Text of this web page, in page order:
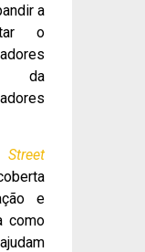
a
o
da
Street
e
como